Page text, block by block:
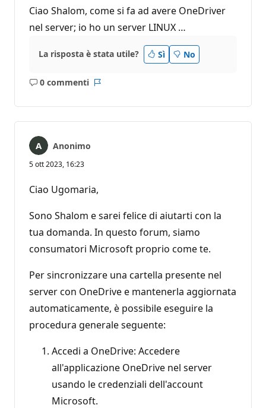
Ciao Shalom, come si fa ad avere OneDriver
nel server; io ho un server LINUX …
La risposta è stata utile? Sì No
0 commenti
Nessun
Anonimo
5 ott 2023, 16:23
Ciao Ugomaria,
Sono Shalom e sarei felice di aiutarti con la
tua domanda. In questo forum, siamo
consumatori Microsoft proprio come te.
Per sincronizzare una cartella presente nel
server con OneDrive e mantenerla aggiornata
automaticamente, è possibile eseguire la
procedura generale seguente:
Accedi a OneDrive: Accedere
all'applicazione OneDrive nel server
usando le credenziali dell'account
Microsoft.